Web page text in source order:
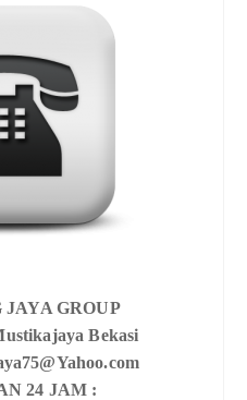
GROUP
Bekasi
24 JAM :